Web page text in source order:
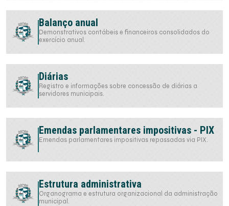
Balanço anual
Demonstrativos contábeis e financeiros consolidados do
exercício anual.
Diárias
Registro e informações sobre concessão de diárias a
servidores municipais.
Emendas parlamentares impositivas - PIX
Emendas parlamentares impositivas repassadas via PIX.
Estrutura administrativa
Organograma e estrutura organizacional da administração
municipal.